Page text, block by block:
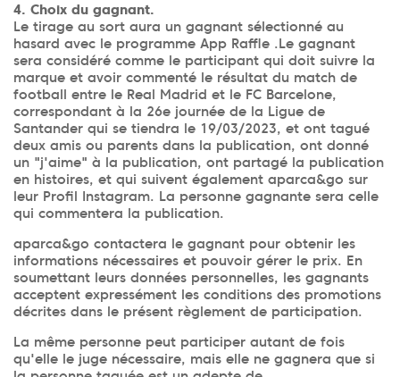
4. Choix du gagnant.
Le tirage au sort aura un gagnant sélectionné au
hasard avec le programme App Raffle .Le gagnant
sera considéré comme le participant qui doit suivre la
marque et avoir commenté le résultat du match de
football entre le Real Madrid et le FC Barcelone,
correspondant à la 26e journée de la Ligue de
Santander qui se tiendra le 19/03/2023, et ont tagué
deux amis ou parents dans la publication, ont donné
un "j'aime" à la publication, ont partagé la publication
en histoires, et qui suivent également aparca&go sur
leur Profil Instagram. La personne gagnante sera celle
qui commentera la publication.
aparca&go contactera le gagnant pour obtenir les
informations nécessaires et pouvoir gérer le prix. En
soumettant leurs données personnelles, les gagnants
acceptent expressément les conditions des promotions
décrites dans le présent règlement de participation.
La même personne peut participer autant de fois
qu'elle le juge nécessaire, mais elle ne gagnera que si